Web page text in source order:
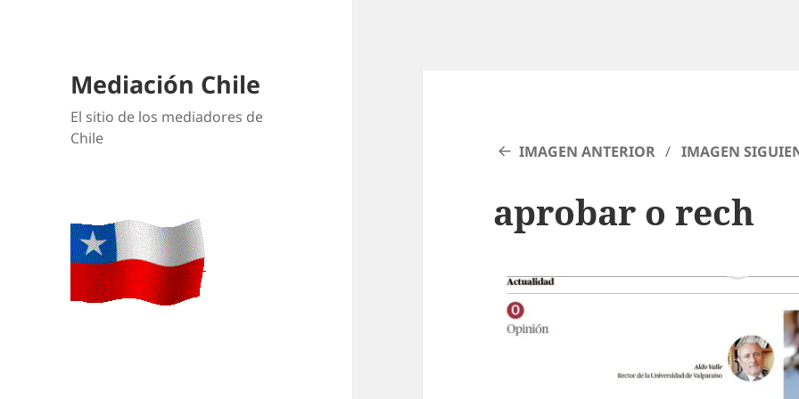
Mediación Chile
El sitio de los mediadores de
Chile
IMAGEN ANTERIOR IMAGEN
aprobar o rech